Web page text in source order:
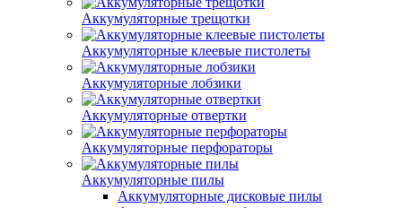
Аккумуляторные трещотки
Аккумуляторные клеевые пистолеты
Аккумуляторные лобзики
Аккумуляторные отвертки
Аккумуляторные перфораторы
Аккумуляторные пилы
Аккумуляторные дисковые пилы